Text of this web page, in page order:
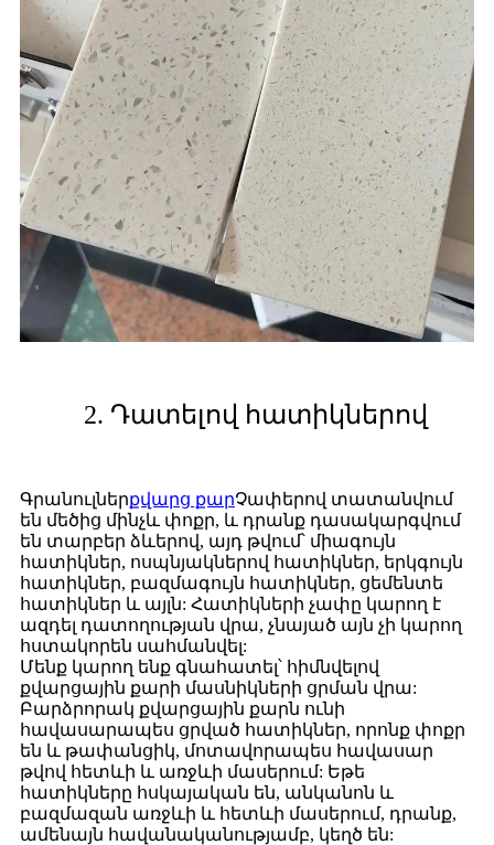
2. Դատելով հատիկներով
Գրանուլներքվարց քարՉափերով տատանվում
են մեծից մինչև փոքր, և դրանք դասակարգվում
են տարբեր ձևերով, այդ թվում՝ միագույն
հատիկներ, ոսպնյակներով հատիկներ, երկգույն
հատիկներ, բազմագույն հատիկներ, ցեմենտե
հատիկներ և այլն: Հատիկների չափը կարող է
ազդել դատողության վրա, չնայած այն չի կարող
հստակորեն սահմանվել:
Մենք կարող ենք գնահատել՝ հիմնվելով
քվարցային քարի մասնիկների ցրման վրա:
Բարձրորակ քվարցային քարն ունի
հավասարապես ցրված հատիկներ, որոնք փոքր
են և թափանցիկ, մոտավորապես հավասար
թվով հետևի և առջևի մասերում: Եթե
հատիկները հսկայական են, անկանոն և
բազմազան առջևի և հետևի մասերում, դրանք,
ամենայն հավանականությամբ, կեղծ են: